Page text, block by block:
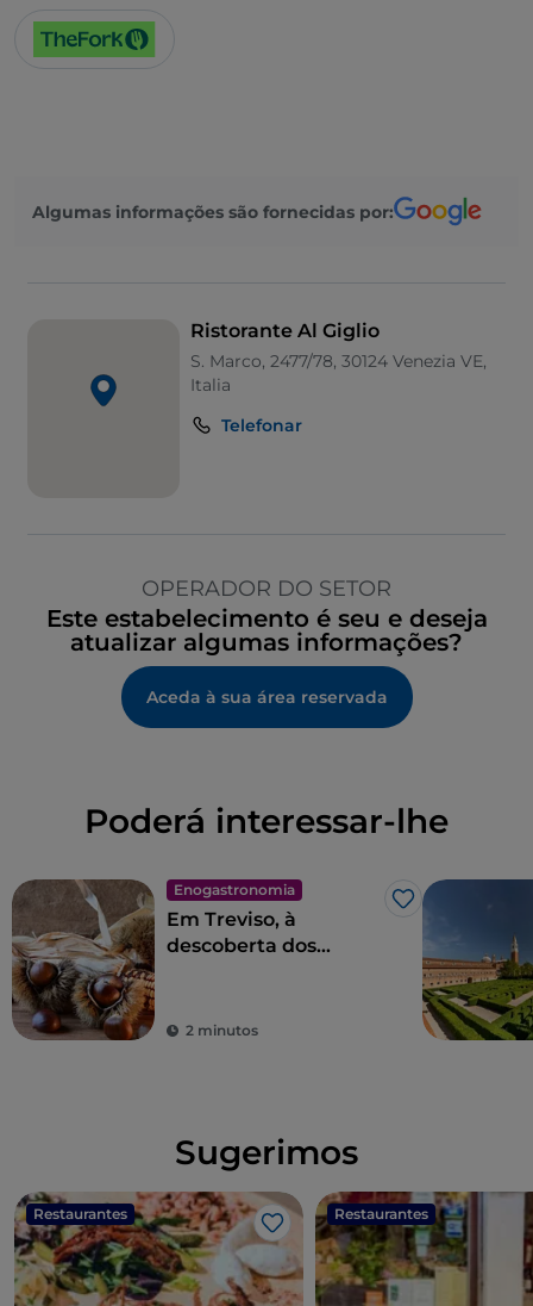
Algumas informações são fornecidas por:
Ristorante Al Giglio
S. Marco, 2477/78, 30124 Venezia VE,
Italia
Telefonar
OPERADOR DO SETOR
Este estabelecimento é seu e deseja
atualizar algumas informações?
Aceda à sua área reservada
Poderá interessar-lhe
Enogastronomia
Gosto
Em Treviso, à
descoberta dos
2 minutos
Sugerimos
Restaurantes
Gosto
Restaurantes